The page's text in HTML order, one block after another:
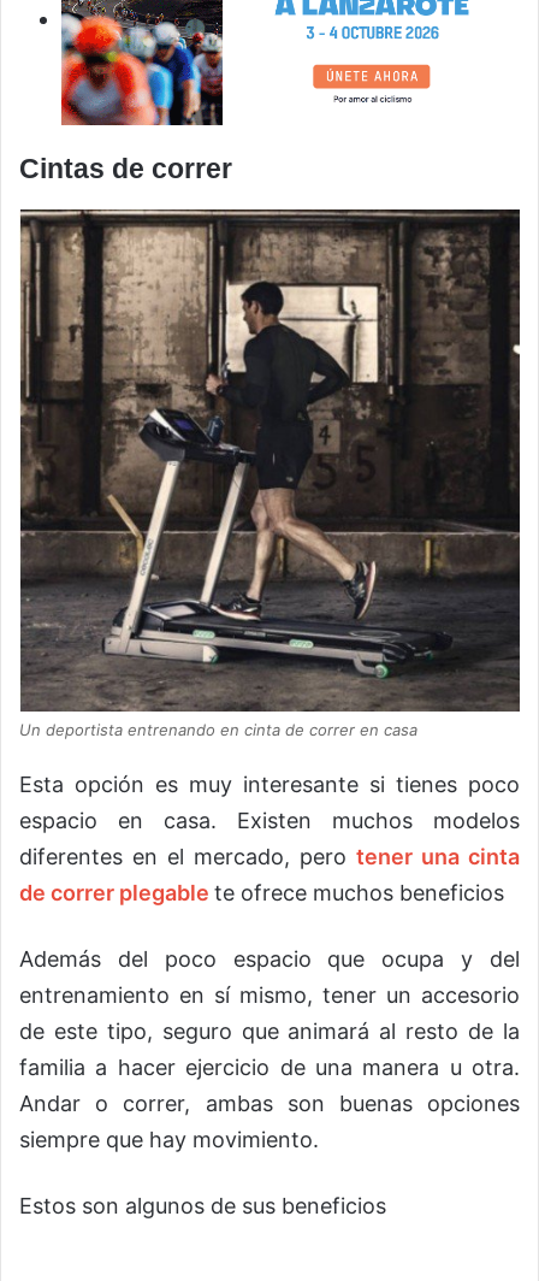
Cintas de correr
Un deportista entrenando en cinta de correr en casa
Esta opción es muy interesante si tienes poco
espacio en casa. Existen muchos modelos
diferentes en el mercado, pero tener una cinta
de correr plegable te ofrece muchos beneficios
Además del poco espacio que ocupa y del
entrenamiento en sí mismo, tener un accesorio
de este tipo, seguro que animará al resto de la
familia a hacer ejercicio de una manera u otra.
Andar o correr, ambas son buenas opciones
siempre que hay movimiento.
Estos son algunos de sus beneficios